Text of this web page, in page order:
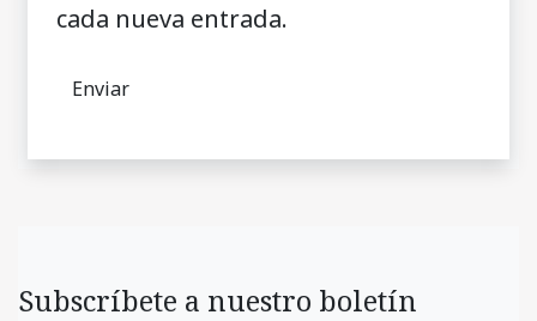
cada nueva entrada.
Subscríbete a nuestro boletín